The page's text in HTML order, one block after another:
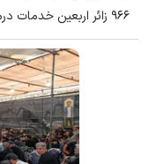
۹۶۶ زائر اربعین خدمات درمانی ارائه کردند.